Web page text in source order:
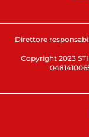
Direttore
Copyright 2023